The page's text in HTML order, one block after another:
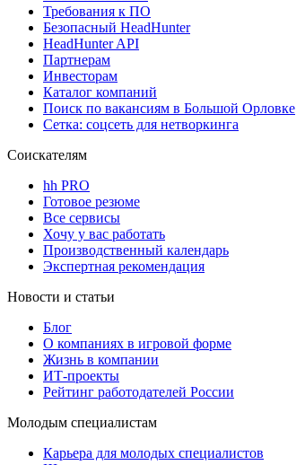
Требования к ПО
Безопасный HeadHunter
HeadHunter API
Партнерам
Инвесторам
Каталог компаний
Поиск по вакансиям в Большой Орловке
Сетка: соцсеть для нетворкинга
Соискателям
hh PRO
Готовое резюме
Все сервисы
Хочу у вас работать
Производственный календарь
Экспертная рекомендация
Новости и статьи
Блог
О компаниях в игровой форме
Жизнь в компании
ИТ-проекты
Рейтинг работодателей России
Молодым специалистам
Карьера для молодых специалистов